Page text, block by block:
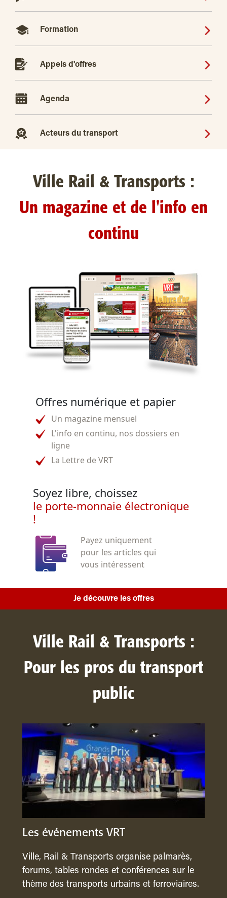
Formation
Appels d'offres
Agenda
Acteurs du transport
Ville Rail & Transports :
Un magazine et de l'info en
continu
Offres numérique et papier
Un magazine mensuel
L'info en continu, nos dossiers en
ligne
La Lettre de VRT
Soyez libre, choissez
le porte-monnaie électronique
!
Payez uniquement
pour les articles qui
vous intéressent
Je découvre les offres
Ville Rail & Transports :
Pour les pros du transport
public
Les événements VRT
Ville, Rail & Transports organise palmarès,
forums, tables rondes et conférences sur le
thème des transports urbains et ferroviaires.